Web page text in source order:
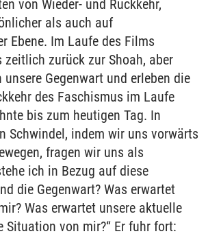
von Wieder- und Rückkehr,
als auch auf
Ebene. Im Laufe des Films
zeitlich zurück zur Shoah, aber
Gegenwart und erleben die
des Faschismus im Laufe
bis zum heutigen Tag. In
Schwindel, indem wir uns vorwärts
fragen wir uns als
ich in Bezug auf diese
die Gegenwart? Was erwartet
Was erwartet unsere aktuelle
Situation von mir?“ Er fuhr fort: